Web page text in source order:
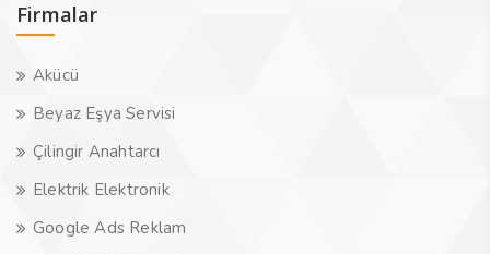
Firmalar
Akücü
Beyaz Eşya Servisi
Çilingir Anahtarcı
Elektrik Elektronik
Google Ads Reklam